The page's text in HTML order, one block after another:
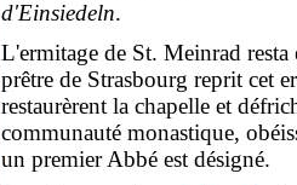
d'Einsiedeln.
L'ermitage de St. Meinrad
prêtre de Strasbourg reprit cet
restaurèrent la chapelle et
communauté monastique,
un premier Abbé est désigné.